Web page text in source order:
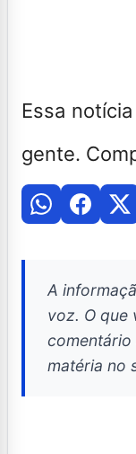
Essa
gente.
A
voz. O que
comentário
matéria no